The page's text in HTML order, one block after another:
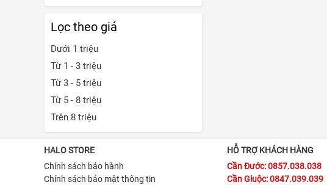
Lọc theo giá
Dưới 1 triệu
Từ 1 - 3 triệu
Từ 3 - 5 triệu
Từ 5 - 8 triệu
Trên 8 triệu
HALO STORE
Chính sách bảo hành
Chính sách bảo mật thông tin
HỖ TRỢ KHÁCH HÀNG
Cần Đước: 0857.038.038
Cần Giuộc: 0847.039.039